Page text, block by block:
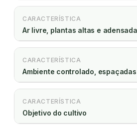
CARACTERÍSTICA
Ar livre, plantas altas e
CARACTERÍSTICA
Ambiente controlado, espaçadas
CARACTERÍSTICA
Objetivo do cultivo